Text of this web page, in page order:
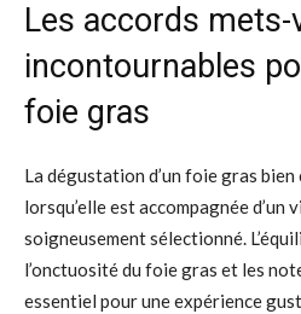
Les accords mets-
incontournables
foie gras
La dégustation d’un foie gras
lorsqu’elle est accompagnée d’un
soigneusement sélectionné.
l’onctuosité du foie gras et les
essentiel pour une expérience